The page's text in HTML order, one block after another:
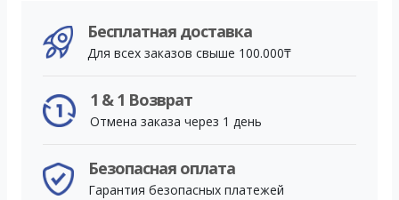
Бесплатная доставка
Для всех заказов свыше 100.000₸
1 & 1 Возврат
Отмена заказа через 1 день
Безопасная оплата
Гарантия безопасных платежей